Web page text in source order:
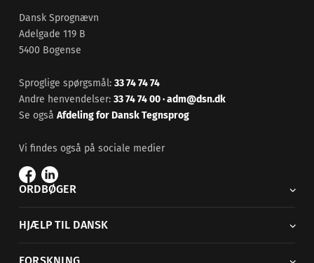
Dansk Sprognævn
Adelgade 119 B
5400 Bogense
Sproglige spørgsmål: 33 74 74 74
Andre henvendelser: 33 74 74 00·adm@dsn.dk
Se også Afdeling for Dansk Tegnsprog
Vi findes også på sociale medier
ORDBØGER
HJÆLP TIL DANSK